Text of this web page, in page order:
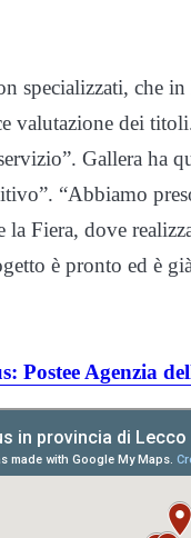
specializzati, che
valutazione dei
Gallera ha
“Abbiamo
la Fiera, dove
è pronto ed è
Postee Agenzia